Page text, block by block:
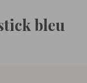
bleu